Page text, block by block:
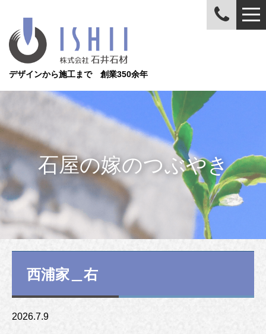
デザインから施工まで 創業350余年
石屋の嫁のつぶやき
西浦家＿右
2026.7.9